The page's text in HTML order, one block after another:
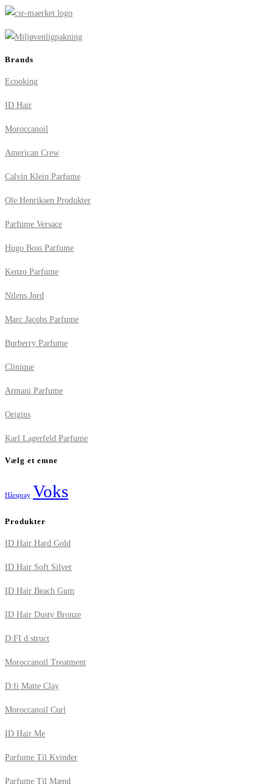
Brands
Ecooking
ID Hair
Moroccanoil
American Crew
Calvin Klein Parfume
Ole Henriksen Produkter
Parfume Versace
Hugo Boss Parfume
Kenzo Parfume
Nilens Jord
Marc Jacobs Parfume
Burberry Parfume
Clinique
Armani Parfume
Origins
Karl Lagerfeld Parfume
Vælg et emne
Hårspray Voks
Produkter
ID Hair Hard Gold
ID Hair Soft Silver
ID Hair Beach Gum
ID Hair Dusty Bronze
D:FI d:struct
Moroccanoil Treatment
D:fi Matte Clay
Moroccanoil Curl
ID Hair Me
Parfume Til Kvinder
Parfume Til Mænd